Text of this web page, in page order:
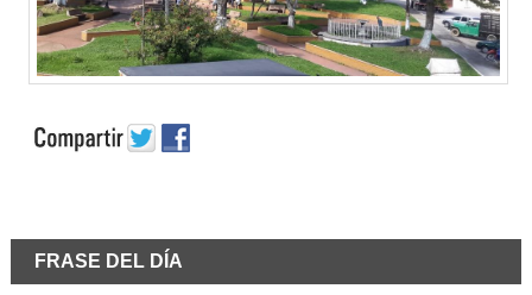
FRASE DEL DÍA